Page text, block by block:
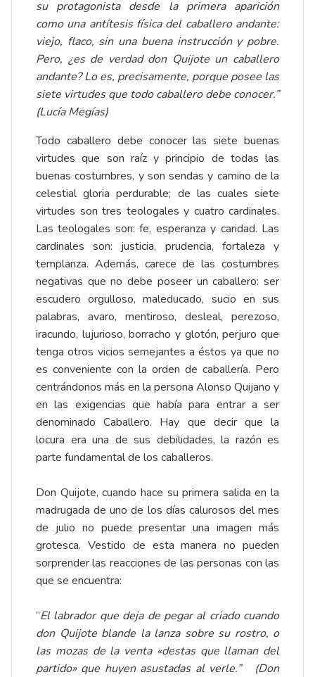
su protagonista desde la primera aparición
como una antítesis física del caballero andante:
viejo, flaco, sin una buena instrucción y pobre.
Pero, ¿es de verdad don Quijote un caballero
andante? Lo es, precisamente, porque posee las
siete virtudes que todo caballero debe conocer.”
(Lucía Megías)
Todo caballero debe conocer las siete buenas
virtudes que son raíz y principio de todas las
buenas costumbres, y son sendas y camino de la
celestial gloria perdurable; de las cuales siete
virtudes son tres teologales y cuatro cardinales.
Las teologales son: fe, esperanza y caridad. Las
cardinales son: justicia, prudencia, fortaleza y
templanza. Además, carece de las costumbres
negativas que no debe poseer un caballero: ser
escudero orgulloso, maleducado, sucio en sus
palabras, avaro, mentiroso, desleal, perezoso,
iracundo, lujurioso, borracho y glotón, perjuro que
tenga otros vicios semejantes a éstos ya que no
es conveniente con la orden de caballería. Pero
centrándonos más en la persona Alonso Quijano y
en las exigencias que había para entrar a ser
denominado Caballero. Hay que decir que la
locura era una de sus debilidades, la razón es
parte fundamental de los caballeros.
Don Quijote, cuando hace su primera salida en la
madrugada de uno de los días calurosos del mes
de julio no puede presentar una imagen más
grotesca. Vestido de esta manera no pueden
sorprender las reacciones de las personas con las
que se encuentra:
“El labrador que deja de pegar al criado cuando
don Quijote blande la lanza sobre su rostro, o
las mozas de la venta «destas que llaman del
partido» que huyen asustadas al verle.” (Don